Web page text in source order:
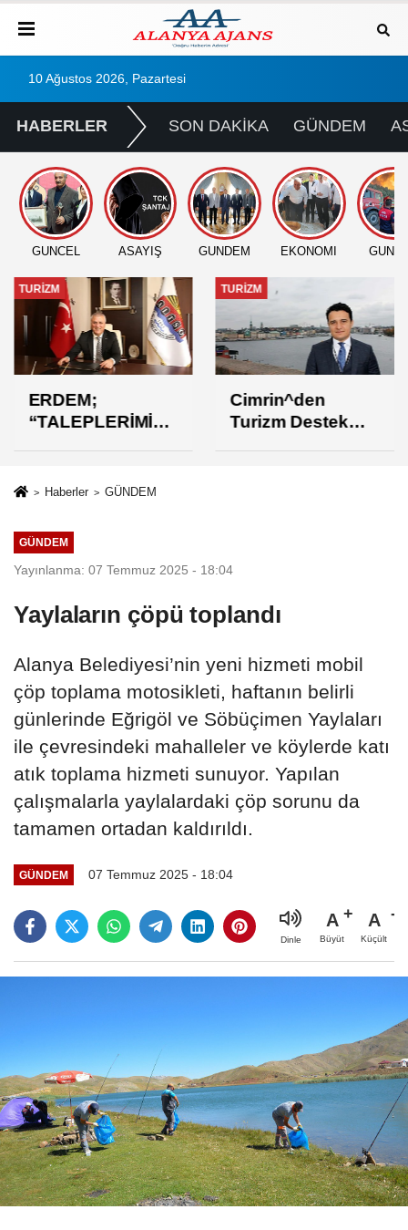
10 Ağustos 2026, Pazartesi
HABERLER SON DAKİKA GÜNDEM
GÜNCEL ASAYİŞ GÜNDEM EKONOMİ
TURİZM
ERDEM;
“TALEPLERİMİZİ
MEMNUNUZ”
TURİZM
Cimrin^den
Turizm Destek
Haberler GÜNDEM
GÜNDEM
Yayınlanma: 07 Temmuz 2025 - 18:04
Yaylaların çöpü toplandı
Alanya Belediyesi’nin yeni hizmeti mobil
çöp toplama motosikleti, haftanın belirli
günlerinde Eğrigöl ve Söbüçimen Yaylaları
ile çevresindeki mahalleler ve köylerde katı
atık toplama hizmeti sunuyor. Yapılan
çalışmalarla yaylalardaki çöp sorunu da
tamamen ortadan kaldırıldı.
GÜNDEM 07 Temmuz 2025 - 18:04
Dinle
A
Büyüt
A
Küçült